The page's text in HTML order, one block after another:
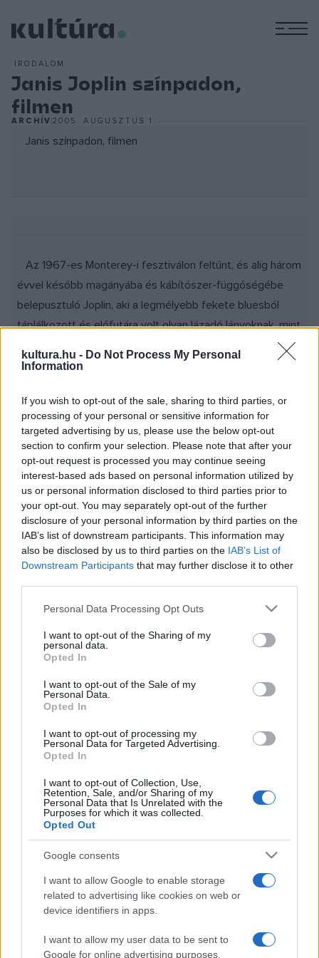
kultura.hu - Do Not Process My Personal
Information
If you wish to opt-out of the sale, sharing to third parties, or
processing of your personal or sensitive information for
targeted advertising by us, please use the below opt-out
section to confirm your selection. Please note that after your
opt-out request is processed you may continue seeing
interest-based ads based on personal information utilized by
us or personal information disclosed to third parties prior to
your opt-out. You may separately opt-out of the further
disclosure of your personal information by third parties on the
IAB’s list of downstream participants. This information may
also be disclosed by us to third parties on the IAB’s List of
Downstream Participants that may further disclose it to other
Please note that this website/app uses one or more Google
not limited to your visit or usage behaviour. You may click to
grant or deny consent to Google and its third-party tags to
use your data for below specified purposes in below Google
consent section.
Personal Data Processing Opt Outs
I want to opt-out of the Sharing of my
personal data.
Opted In
I want to opt-out of the Sale of my
Personal Data.
Opted In
I want to opt-out of processing my
Personal Data for Targeted Advertising.
Opted In
I want to opt-out of Collection, Use,
Retention, Sale, and/or Sharing of my
Personal Data that Is Unrelated with the
Purposes for which it was collected.
Opted Out
Google consents
I want to allow Google to enable storage
related to advertising like cookies on web or
device identifiers in apps.
I want to allow my user data to be sent to
Google for online advertising purposes.
IRODALOM
Janis Joplin színpadon,
filmen
ARCHÍV2005. AUGUSZTUS 1.
Janis színpadon, filmen
Az 1967-es Monterey-i fesztiválon feltűnt, és alig három
évvel később magányába és kábítószer-függőségébe
belepusztuló Joplin, aki a legmélyebb fekete bluesból
táplálkozott és előfutára volt olyan lázadó lányoknak, mint
Patti Smith vagy P. J. Harvey azóta is sokat foglalkoztatja
a világot senkihez sem hasonlítható, őrült szenvedélyeket
1979-ben már készült egy film Bette Midler
főszereplésével, The Rose címmel, amely Joplin életéből
merített, de azóta senki sem mert hozzányúlni.
Most Olaszországban Massimo Cotto zenetudós-rádiós
újságíró monodrámát írt Janis utolsó éjszakájáról. A Cry
Baby című darab, amelynek szereplője Chiara Buratti, a
szerző szerint nem szigorúan vett életrajz, bár
felhasználja a kikerülhetetlen elemeket: a Los Angeles-i
motelt, ahol a halálos heroinadagot beadta magának, az
utolsó stúdiófelvételt, amelynek a címe mintegy előre
a blues-ba).
Közben két amerikai film is készül Janisről: az egyikben,
a Piece of My Heartban Renée Zellweger alakítja az
Morrisonnal), a másikban, a Janis Evangéliumában, amelyet
Penelope Spheeris rendez, Pink próbál belebújni Joplin
bőrébe.
Kapcsolódó:
Hang a tengerben